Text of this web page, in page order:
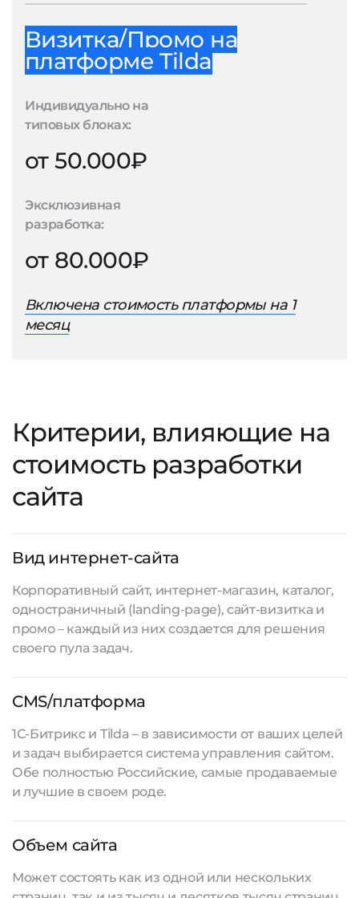
Визитка/Промо на
платформе Tilda
Индивидуально на
типовых блоках:
от 50.000₽
Эксклюзивная
разработка:
от 80.000₽
Включена стоимость платформы на 1
месяц
Критерии, влияющие на
стоимость разработки
сайта
Вид интернет-сайта
Корпоративный сайт, интернет-магазин, каталог,
одностраничный (landing-page), сайт-визитка и
промо – каждый из них создается для решения
своего пула задач.
CMS/платформа
1С-Битрикс и Tilda – в зависимости от ваших целей
и задач выбирается система управления сайтом.
Обе полностью Российские, самые продаваемые
и лучшие в своем роде.
Объем сайта
Может состоять как из одной или нескольких